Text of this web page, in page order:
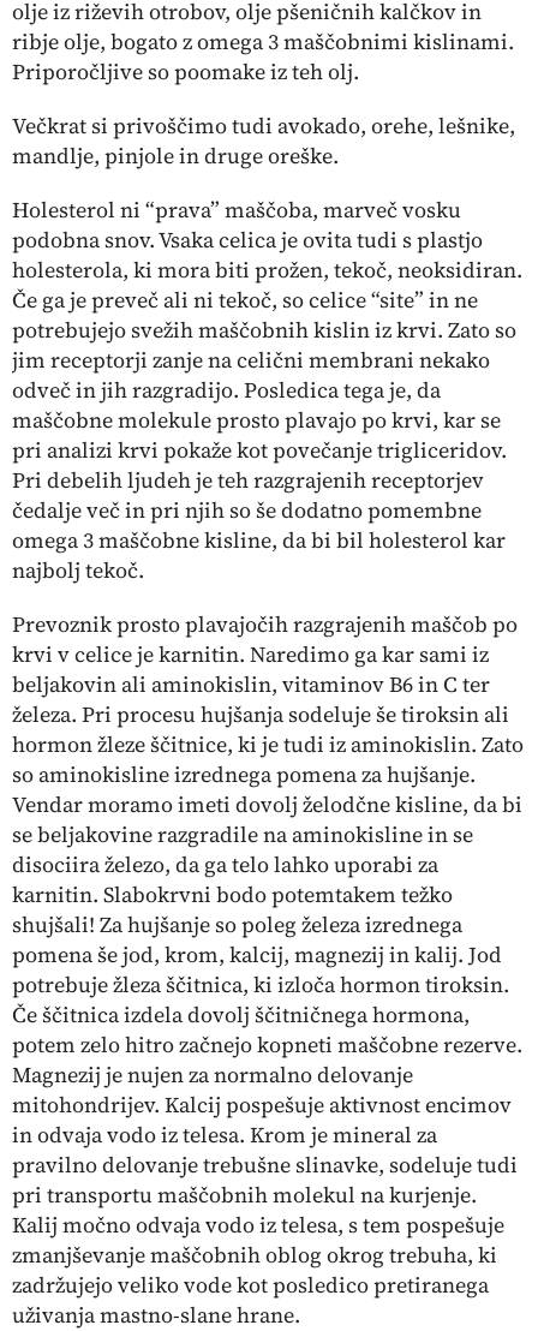
olje iz riževih otrobov, olje pšeničnih kalčkov in
ribje olje, bogato z omega 3 maščobnimi kislinami.
Priporočljive so poomake iz teh olj.
Večkrat si privoščimo tudi avokado, orehe, lešnike,
mandlje, pinjole in druge oreške.
Holesterol ni “prava” maščoba, marveč vosku
podobna snov. Vsaka celica je ovita tudi s plastjo
holesterola, ki mora biti prožen, tekoč, neoksidiran.
Če ga je preveč ali ni tekoč, so celice “site” in ne
potrebujejo svežih maščobnih kislin iz krvi. Zato so
jim receptorji zanje na celični membrani nekako
odveč in jih razgradijo. Posledica tega je, da
maščobne molekule prosto plavajo po krvi, kar se
pri analizi krvi pokaže kot povečanje trigliceridov.
Pri debelih ljudeh je teh razgrajenih receptorjev
čedalje več in pri njih so še dodatno pomembne
omega 3 maščobne kisline, da bi bil holesterol kar
najbolj tekoč.
Prevoznik prosto plavajočih razgrajenih maščob po
krvi v celice je karnitin. Naredimo ga kar sami iz
beljakovin ali aminokislin, vitaminov B6 in C ter
železa. Pri procesu hujšanja sodeluje še tiroksin ali
hormon žleze ščitnice, ki je tudi iz aminokislin. Zato
so aminokisline izrednega pomena za hujšanje.
Vendar moramo imeti dovolj želodčne kisline, da bi
se beljakovine razgradile na aminokisline in se
disociira železo, da ga telo lahko uporabi za
karnitin. Slabokrvni bodo potemtakem težko
shujšali! Za hujšanje so poleg železa izrednega
pomena še jod, krom, kalcij, magnezij in kalij. Jod
potrebuje žleza ščitnica, ki izloča hormon tiroksin.
Če ščitnica izdela dovolj ščitničnega hormona,
potem zelo hitro začnejo kopneti maščobne rezerve.
Magnezij je nujen za normalno delovanje
mitohondrijev. Kalcij pospešuje aktivnost encimov
in odvaja vodo iz telesa. Krom je mineral za
pravilno delovanje trebušne slinavke, sodeluje tudi
pri transportu maščobnih molekul na kurjenje.
Kalij močno odvaja vodo iz telesa, s tem pospešuje
zmanjševanje maščobnih oblog okrog trebuha, ki
zadržujejo veliko vode kot posledico pretiranega
uživanja mastno-slane hrane.